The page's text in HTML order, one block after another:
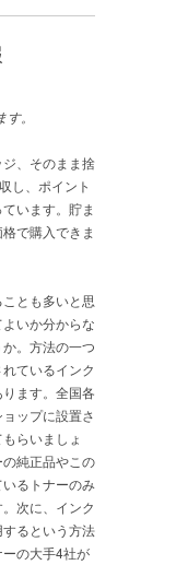
。
、そのまま捨
し、ポイント
います。貯ま
で購入できま
とも多いと思
いか分からな
。方法の一つ
ているインク
ます。全国各
ップに設置さ
らいましょ
純正品やこの
るトナーのみ
次に、インク
るという方法
の大手4社が